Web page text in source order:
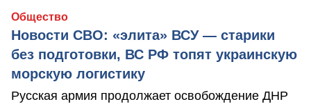
Общество
Новости СВО: «элита» ВСУ — старики
без подготовки, ВС РФ топят украинскую
морскую логистику
Русская армия продолжает освобождение ДНР